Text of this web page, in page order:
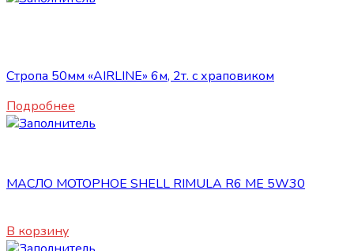
Стропа 50мм «AIRLINE» 6м, 2т. с храповиком
Подробнее
МАСЛО МОТОРНОЕ SHELL RIMULA R6 ME 5W30
В корзину